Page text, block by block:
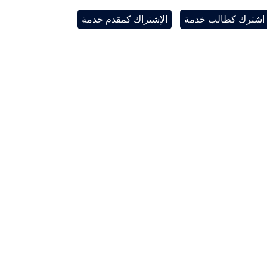
اشترك كطالب خدمة الإشتراك كمقدم خدمة